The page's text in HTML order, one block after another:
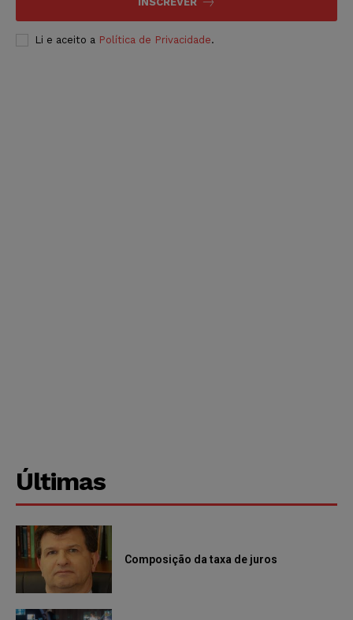
Li e aceito a Política de Privacidade.
Últimas
Composição da taxa de juros